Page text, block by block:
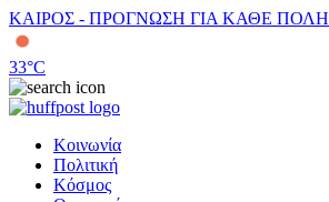
ΚΑΙΡΟΣ - ΠΡΟΓΝΩΣΗ ΓΙΑ ΚΑΘΕ ΠΟΛΗ
33°C
Κοινωνία
Πολιτική
Κόσμος